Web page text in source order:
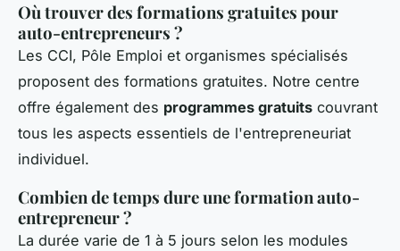
Où trouver des formations gratuites pour
auto-entrepreneurs ?
Les CCI, Pôle Emploi et organismes spécialisés
proposent des formations gratuites. Notre centre
offre également des programmes gratuits couvrant
tous les aspects essentiels de l'entrepreneuriat
individuel.
Combien de temps dure une formation auto-
entrepreneur ?
La durée varie de 1 à 5 jours selon les modules